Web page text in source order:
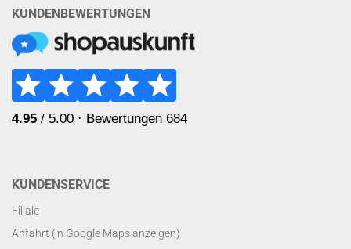
KUNDENBEWERTUNGEN
KUNDENSERVICE
Filiale
Anfahrt (in Google Maps anzeigen)